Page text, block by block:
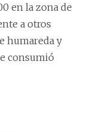
en la zona de
a otros
humareda y
consumió